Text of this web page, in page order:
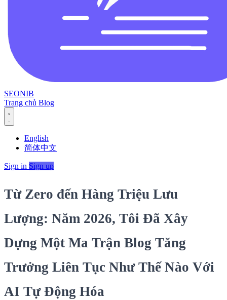
SEONIB
Trang chủ Blog
English
简体中文
Sign in Sign up
Từ Zero đến Hàng Triệu Lưu
Lượng: Năm 2026, Tôi Đã Xây
Dựng Một Ma Trận Blog Tăng
Trưởng Liên Tục Như Thế Nào Với
AI Tự Động Hóa